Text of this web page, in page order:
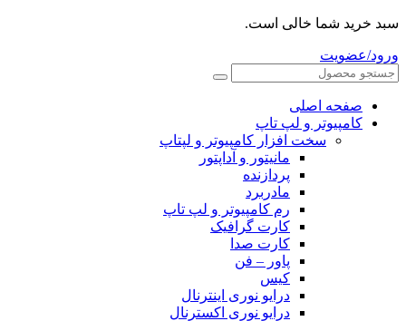
سبد خرید شما خالی است.
ورود/عضویت
صفحه اصلی
کامپیوتر و‌‌‌‌‌ لپ تاپ
سخت افزار کامپیوتر و لپتاپ
مانیتور و آداپتور
پردازنده
مادربرد
رم کامپیوتر و لپ تاپ
کارت گرافیک
کارت صدا
پاور – فن
کیس
درایو نوری اینترنال
درایو نوری اکسترنال